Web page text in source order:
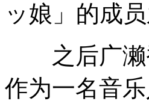
ッ娘」的成
之后广濑
作为一名音